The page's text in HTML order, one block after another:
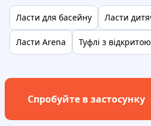
Ласти для басейну Ласти
Ласти Arena Туфлі з
Спробуйте в застосунку